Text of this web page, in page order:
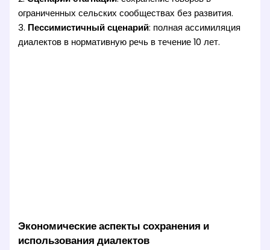
ограниченных сельских сообществах без развития.
3. Пессимистичный сценарий: полная ассимиляция
диалектов в нормативную речь в течение 10 лет.
Экономические аспекты сохранения и
использования диалектов